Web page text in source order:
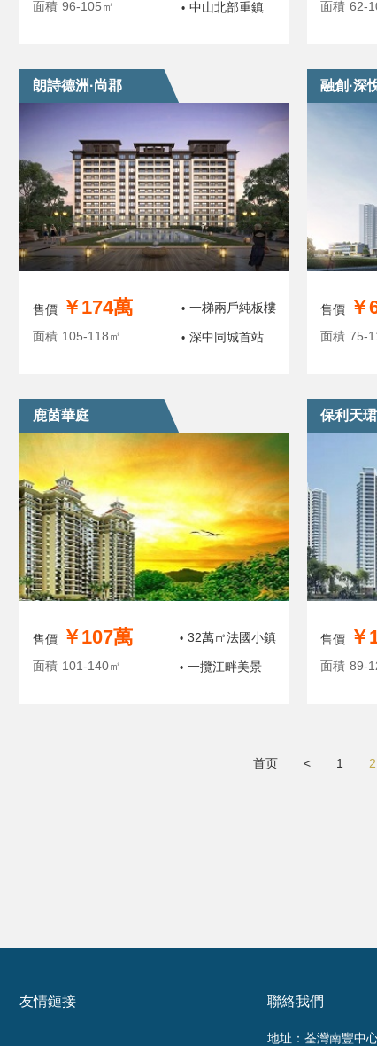
面積 96-105㎡ • 中山北部重鎮 面積 62-
朗詩德洲·尚郡
售價 ￥174萬
面積 105-118㎡
• 一梯兩戶純板樓
• 深中同城首站
融創·深
售價 ￥
面積 75-
鹿茵華庭
售價 ￥107萬
面積 101-140㎡
• 32萬㎡法國小鎮
• 一攬江畔美景
保利天珺
售價 ￥
面積 89-
首页 < 1 2
友情鏈接 聯絡我們
地址：荃灣南豐中